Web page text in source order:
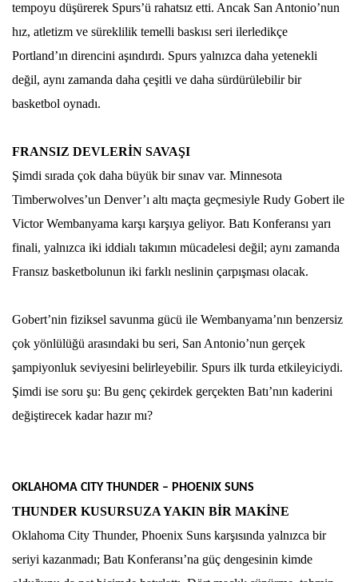
tempoyu düşürerek Spurs’ü rahatsız etti. Ancak San Antonio’nun
hız, atletizm ve süreklilik temelli baskısı seri ilerledikçe
Portland’ın direncini aşındırdı. Spurs yalnızca daha yetenekli
değil, aynı zamanda daha çeşitli ve daha sürdürülebilir bir
basketbol oynadı.
FRANSIZ DEVLERİN SAVAŞI
Şimdi sırada çok daha büyük bir sınav var. Minnesota
Timberwolves’un Denver’ı altı maçta geçmesiyle Rudy Gobert ile
Victor Wembanyama karşı karşıya geliyor. Batı Konferansı yarı
finali, yalnızca iki iddialı takımın mücadelesi değil; aynı zamanda
Fransız basketbolunun iki farklı neslinin çarpışması olacak.
Gobert’nin fiziksel savunma gücü ile Wembanyama’nın benzersiz
çok yönlülüğü arasındaki bu seri, San Antonio’nun gerçek
şampiyonluk seviyesini belirleyebilir. Spurs ilk turda etkileyiciydi.
Şimdi ise soru şu: Bu genç çekirdek gerçekten Batı’nın kaderini
değiştirecek kadar hazır mı?
OKLAHOMA CITY THUNDER – PHOENIX SUNS
THUNDER KUSURSUZA YAKIN BİR MAKİNE
Oklahoma City Thunder, Phoenix Suns karşısında yalnızca bir
seriyi kazanmadı; Batı Konferansı’na güç dengesinin kimde